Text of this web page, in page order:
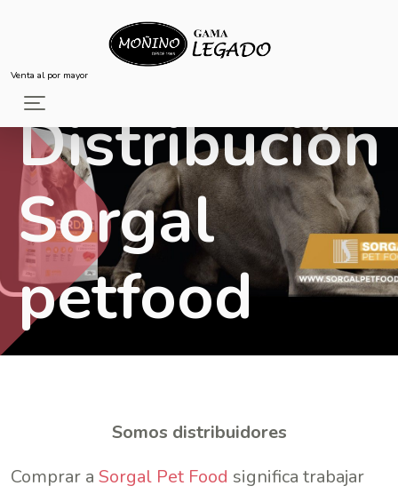
Venta al por mayor
Distribución
Sorgal
petfood
Somos distribuidores
Comprar a Sorgal Pet Food significa trabajar